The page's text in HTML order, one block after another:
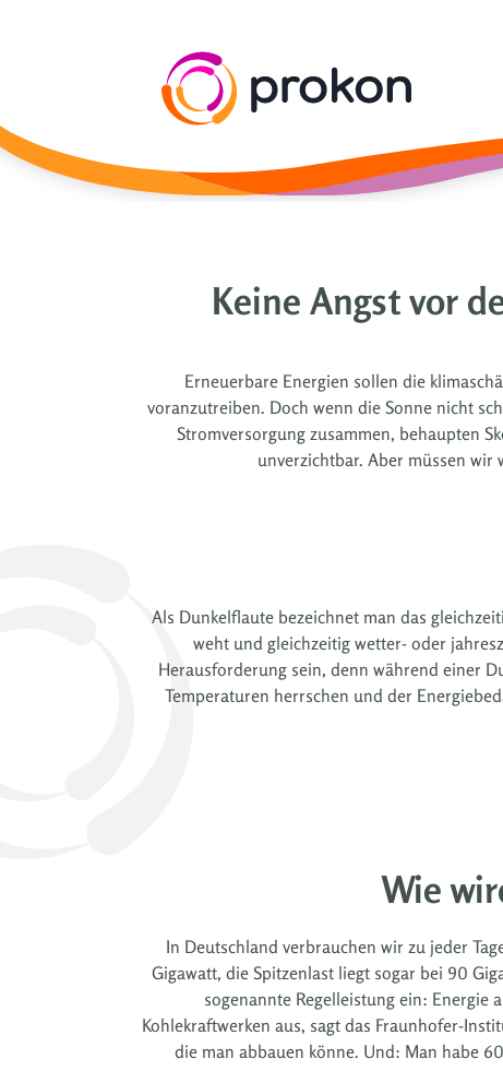
Keine Angst vor
Erneuerbare Energien sollen die
voranzutreiben. Doch wenn die Sonne nicht
Stromversorgung zusammen, behaupten
unverzichtbar. Aber müssen
Als Dunkelflaute bezeichnet man das
weht und gleichzeitig wetter- oder
Herausforderung sein, denn während einer
Temperaturen herrschen und der
Wie
In Deutschland verbrauchen wir zu jeder
Gigawatt, die Spitzenlast liegt sogar bei 90
sogenannte Regelleistung ein: Energie
Kohlekraftwerken aus, sagt das Fraunhofer-
die man abbauen könne. Und: Man habe